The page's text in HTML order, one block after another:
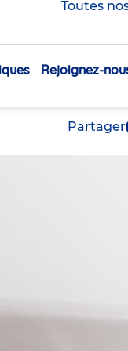
Toutes
Navigation
Rejoignez-
Partager